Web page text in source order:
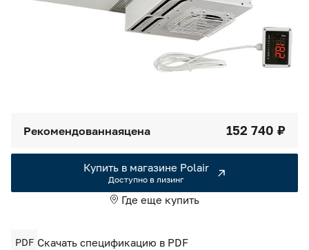
Рекомендованнаяцена 152 740 ₽
Купить в магазине Polair
Доступно в лизинг
Где еще купить
PDF Скачать спецификацию в PDF
Камеры холодильные
Термоконтейнеры FoodLine
Решения для Вашего Dark Store
Единый доступ по QR-коду ко всей информации об изделии